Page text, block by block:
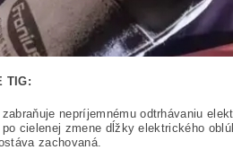
TIG:
zabraňuje nepríjemnému odtrhávaniu
cielenej zmene dĺžky elektrického
zachovaná.